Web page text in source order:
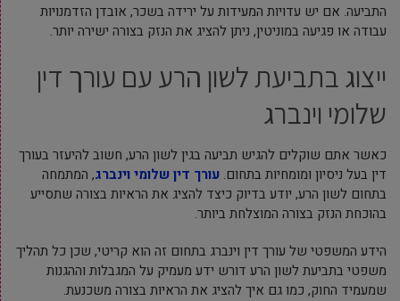
התביעה. אם יש עדויות המעידות על ירידה בשכר, אובדן הזדמנויות
עבודה או פגיעה במוניטין, ניתן להציג את הנזק בצורה ישירה יותר.
ייצוג בתביעת לשון הרע עם עורך דין
שלומי וינברג
כאשר אתם שוקלים להגיש תביעה בגין לשון הרע, חשוב להיעזר בעורך
דין בעל ניסיון ומומחיות בתחום. עורך דין שלומי וינברג, המתמחה
בתחום לשון הרע, יודע בדיוק כיצד להציג את הראיות בצורה שתסייע
בהוכחת הנזק בצורה המוצלחת ביותר.
הידע המשפטי של עורך דין וינברג בתחום זה הוא קריטי, שכן כל תהליך
משפטי בתביעת לשון הרע דורש ידע מעמיק על המגבלות וההגנות
שמעמיד החוק, כמו גם איך להציג את הראיות בצורה משכנעת.